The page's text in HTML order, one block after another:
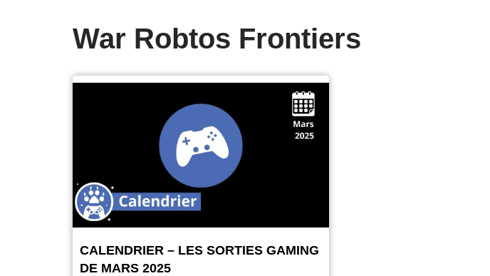
War Robtos Frontiers
CALENDRIER – LES SORTIES GAMING
DE MARS 2025